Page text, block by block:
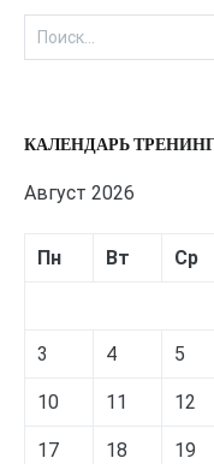
Найти:
КАЛЕНДАРЬ
Август 2026
Пн Вт Ср
3 4 5
10 11 12
17 18 19